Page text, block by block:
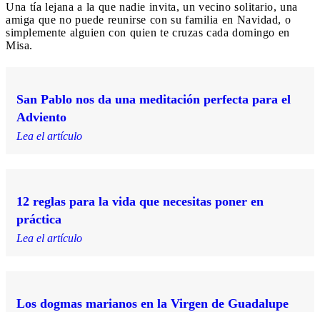
Una tía lejana a la que nadie invita, un vecino solitario, una
amiga que no puede reunirse con su familia en Navidad, o
simplemente alguien con quien te cruzas cada domingo en
Misa.
San Pablo nos da una meditación perfecta para el
Adviento
Lea el artículo
12 reglas para la vida que necesitas poner en
práctica
Lea el artículo
Los dogmas marianos en la Virgen de Guadalupe